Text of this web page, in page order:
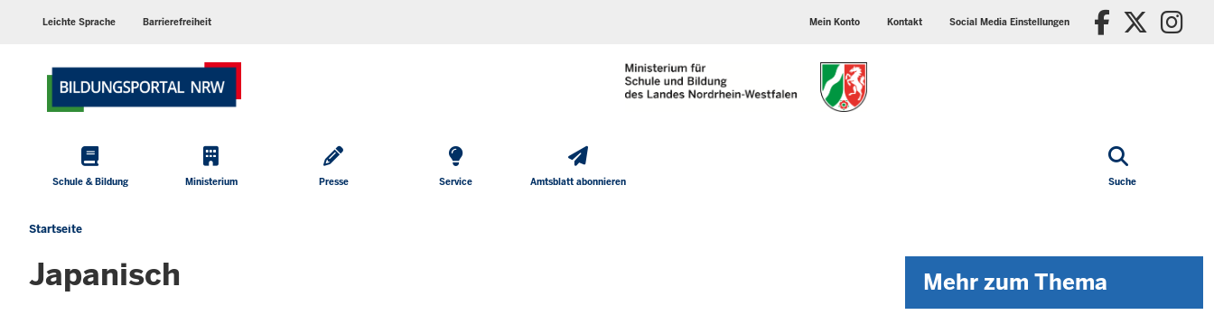
Sprachen
Leichte Sprache Barrierefreiheit
TopMein Konto Kontakt
media
Social Media Einstellungen X/
Hauptmenü
Schule & Bildung Ministerium Presse Service Amtsblatt abonnieren Suche
Sie
sich
Startseite
Japanisch Mehr zum Thema